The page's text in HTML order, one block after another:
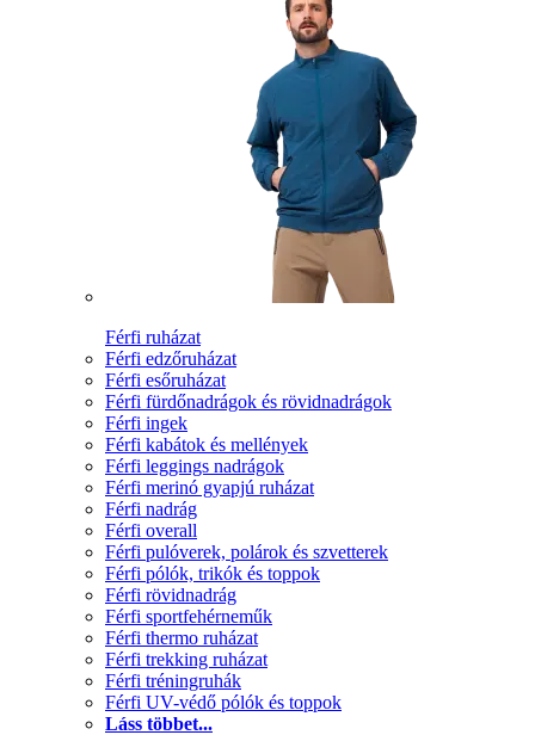
Férfi ruházat
Férfi edzőruházat
Férfi esőruházat
Férfi fürdőnadrágok és rövidnadrágok
Férfi ingek
Férfi kabátok és mellények
Férfi leggings nadrágok
Férfi merinó gyapjú ruházat
Férfi nadrág
Férfi overall
Férfi pulóverek, polárok és szvetterek
Férfi pólók, trikók és toppok
Férfi rövidnadrág
Férfi sportfehérneműk
Férfi thermo ruházat
Férfi trekking ruházat
Férfi tréningruhák
Férfi UV-védő pólók és toppok
Láss többet...